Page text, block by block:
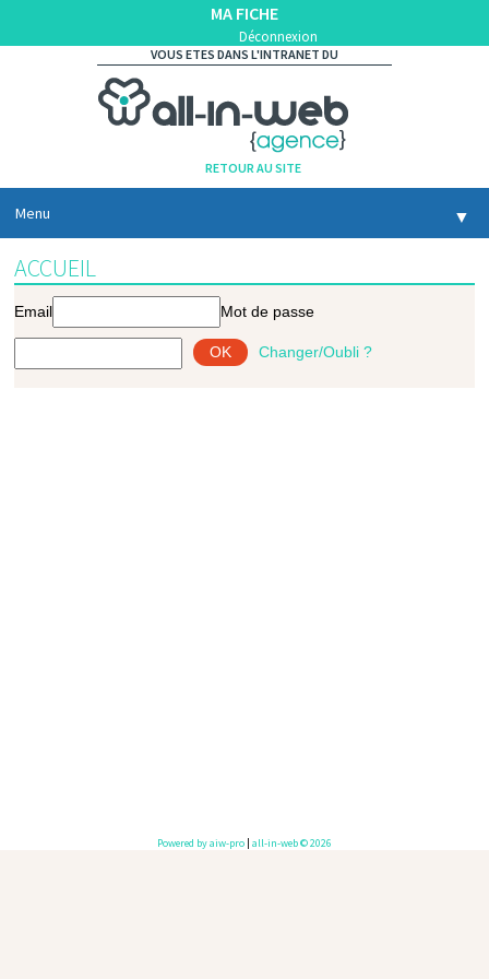
MA FICHE
Déconnexion
VOUS ETES DANS L'INTRANET DU
RETOUR AU SITE
Menu ▼
ACCUEIL
Email Mot de passe
Changer/Oubli ?
Powered by aiw-pro | all-in-web © 2026